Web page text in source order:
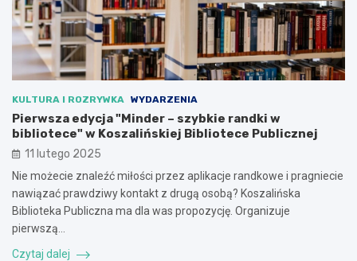
KULTURA I ROZRYWKA WYDARZENIA
Pierwsza edycja "Minder – szybkie randki w
bibliotece" w Koszalińskiej Bibliotece Publicznej
11 lutego 2025
Nie możecie znaleźć miłości przez aplikacje randkowe i pragniecie
nawiązać prawdziwy kontakt z drugą osobą? Koszalińska
Biblioteka Publiczna ma dla was propozycję. Organizuje
pierwszą…
Czytaj dalej